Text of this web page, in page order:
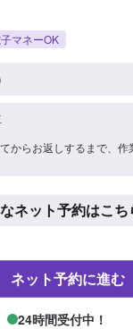
マネーOK
からお返しするまで、
ネット予約はこち
ネット予約に進む
24時間受付中！